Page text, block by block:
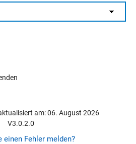
am: 06. August 2026
V3.0.2.0
einen Fehler melden?